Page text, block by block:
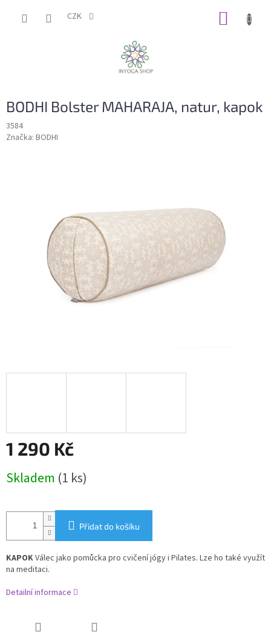
CZK
BODHI Bolster MAHARAJA, natur, kapok
3584
Značka: BODHI
1 290 Kč
cena:
Skladem (1 ks)
Přidat do košíku
KAPOKVálec jako pomůcka pro cvičení jógy i Pilates. Lze ho také využít
na meditaci.
Detailní informace